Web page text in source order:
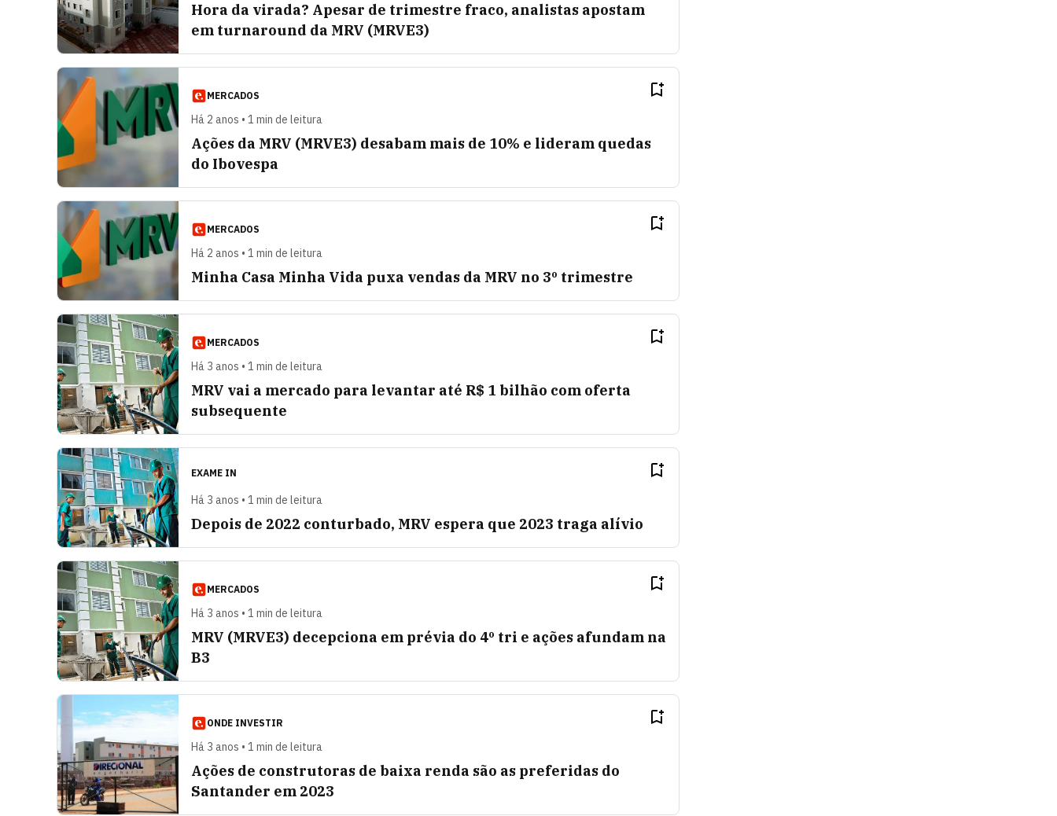
Hora da virada? Apesar de trimestre fraco, analistas apostam
em turnaround da MRV (MRVE3)
MERCADOS
Há 2 anos • 1 min de leitura
Ações da MRV (MRVE3) desabam mais de 10% e lideram quedas
do Ibovespa
MERCADOS
Há 2 anos • 1 min de leitura
Minha Casa Minha Vida puxa vendas da MRV no 3º trimestre
MERCADOS
Há 3 anos • 1 min de leitura
MRV vai a mercado para levantar até R$ 1 bilhão com oferta
subsequente
EXAME IN
Há 3 anos • 1 min de leitura
Depois de 2022 conturbado, MRV espera que 2023 traga alívio
MERCADOS
Há 3 anos • 1 min de leitura
MRV (MRVE3) decepciona em prévia do 4º tri e ações afundam na
B3
ONDE INVESTIR
Há 3 anos • 1 min de leitura
Ações de construtoras de baixa renda são as preferidas do
Santander em 2023